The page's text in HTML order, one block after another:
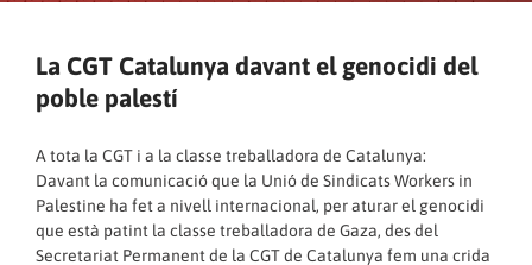
La CGT Catalunya davant el genocidi del
poble palestí
A tota la CGT i a la classe treballadora de Catalunya:
Davant la comunicació que la Unió de Sindicats Workers in
Palestine ha fet a nivell internacional, per aturar el genocidi
que està patint la classe treballadora de Gaza, des del
Secretariat Permanent de la CGT de Catalunya fem una crida